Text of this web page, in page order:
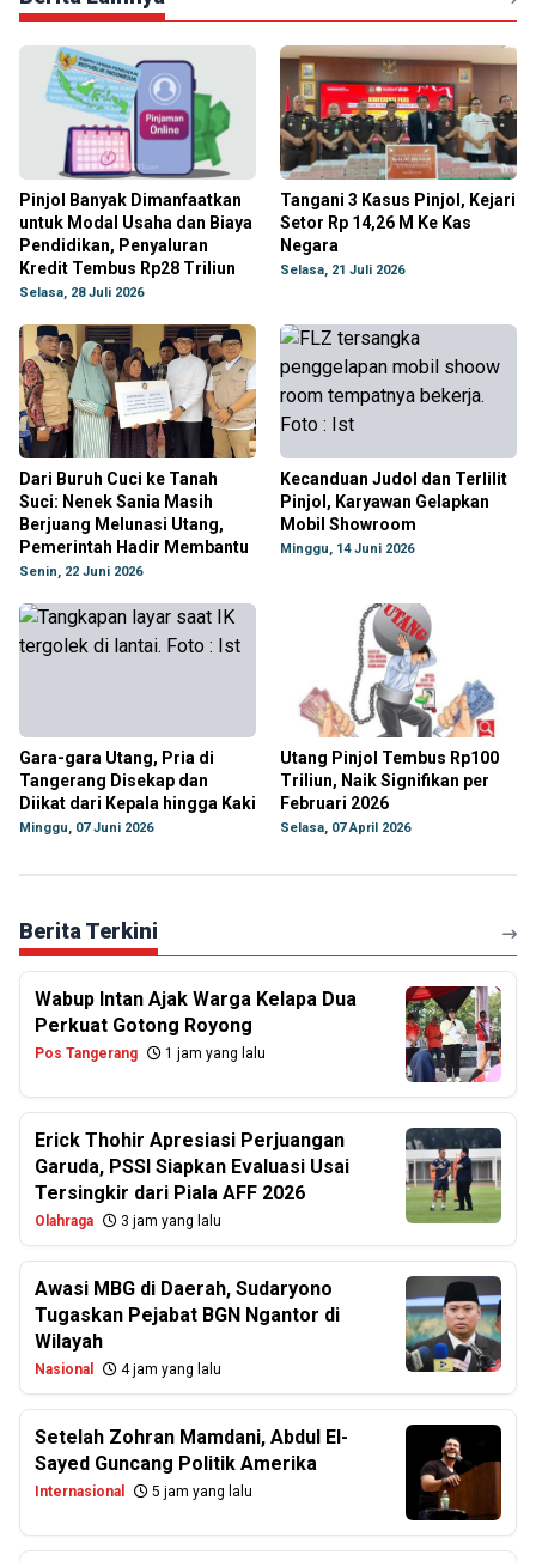
Pinjol Banyak Dimanfaatkan
untuk Modal Usaha dan Biaya
Pendidikan, Penyaluran
Kredit Tembus Rp28 Triliun
Selasa, 28 Juli 2026
Tangani 3 Kasus Pinjol, Kejari
Setor Rp 14,26 M Ke Kas
Negara
Selasa, 21 Juli 2026
Dari Buruh Cuci ke Tanah
Suci: Nenek Sania Masih
Berjuang Melunasi Utang,
Pemerintah Hadir Membantu
Senin, 22 Juni 2026
Kecanduan Judol dan Terlilit
Pinjol, Karyawan Gelapkan
Mobil Showroom
Minggu, 14 Juni 2026
Gara-gara Utang, Pria di
Tangerang Disekap dan
Diikat dari Kepala hingga Kaki
Minggu, 07 Juni 2026
Utang Pinjol Tembus Rp100
Triliun, Naik Signifikan per
Februari 2026
Selasa, 07 April 2026
Berita Terkini
Wabup Intan Ajak Warga Kelapa Dua
Perkuat Gotong Royong
Pos Tangerang 1 jam yang lalu
Erick Thohir Apresiasi Perjuangan
Garuda, PSSI Siapkan Evaluasi Usai
Tersingkir dari Piala AFF 2026
Olahraga 3 jam yang lalu
Awasi MBG di Daerah, Sudaryono
Tugaskan Pejabat BGN Ngantor di
Wilayah
Nasional 4 jam yang lalu
Setelah Zohran Mamdani, Abdul El-
Sayed Guncang Politik Amerika
Internasional 5 jam yang lalu